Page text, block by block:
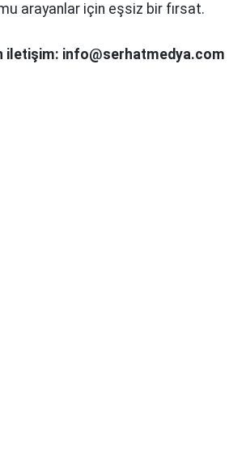
arayanlar için eşsiz bir fırsat.
iletişim: info@serhatmedya.com